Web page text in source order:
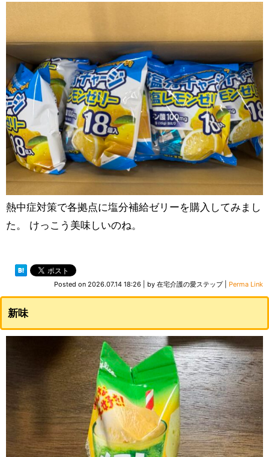
熱中症対策で各拠点に塩分補給ゼリーを購入してみまし
た。 けっこう美味しいのね。
Posted on 2026.07.14 18:26 by 在宅介護の愛ステップ| Perma Link
新味